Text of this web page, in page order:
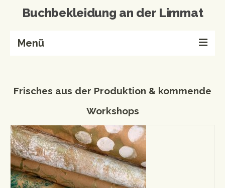
Buchbekleidung an der Limmat
Menü
Buchbinderei
Referenzen
Wissenswertes
Kontakt
Produkte von A-Z
Frisches aus der Produktion & kommende
Workshops